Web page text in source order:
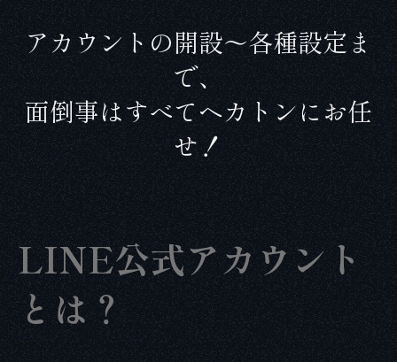
アカウントの開設〜各種設定ま
で、
面倒事はすべてヘカトンにお任
せ！
LINE公式アカウント
とは？